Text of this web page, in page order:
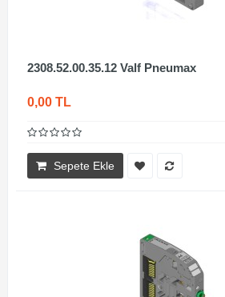
2308.52.00.35.12 Valf Pneumax
0,00 TL
Sepete Ekle